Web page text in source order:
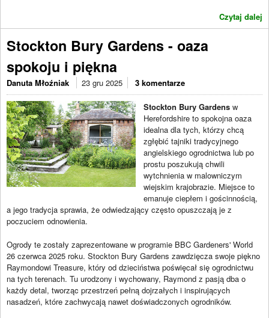
Czytaj dalej
Stockton Bury Gardens - oaza
spokoju i piękna
Danuta Młoźniak 23 gru 2025 3 komentarze
Stockton Bury Gardens w
Herefordshire to spokojna oaza
idealna dla tych, którzy chcą
zgłębić tajniki tradycyjnego
angielskiego ogrodnictwa lub po
prostu poszukują chwili
wytchnienia w malowniczym
wiejskim krajobrazie. Miejsce to
emanuje ciepłem i gościnnością,
a jego tradycja sprawia, że odwiedzający często opuszczają je z
poczuciem odnowienia.
Ogrody te zostały zaprezentowane w programie BBC Gardeners' World
26 czerwca 2025 roku. Stockton Bury Gardens zawdzięcza swoje piękno
Raymondowi Treasure, który od dzieciństwa poświęcał się ogrodnictwu
na tych terenach. Tu urodzony i wychowany, Raymond z pasją dba o
każdy detal, tworząc przestrzeń pełną dojrzałych i inspirujących
nasadzeń, które zachwycają nawet doświadczonych ogrodników.